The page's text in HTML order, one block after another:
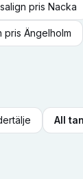
pris Nacka
pris Ängelholm
All